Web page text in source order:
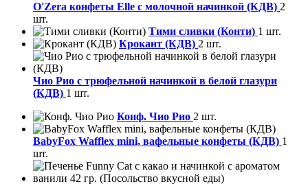
O'Zera конфеты Elle с молочной начинкой (КДВ) 2
шт.
Тими сливки (Конти) 1 шт.
Крокант (КДВ) 2 шт.
Чио Рио с трюфельной начинкой в белой глазури
(КДВ) 1 шт.
Конф. Чио Рио 2 шт.
BabyFox Wafflex mini, вафельные конфеты (КДВ) 1
шт.